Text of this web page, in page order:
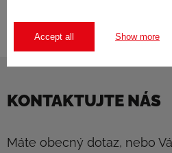
Accept all Show more
KONTAKTUJTE NÁS
Máte obecný dotaz, nebo